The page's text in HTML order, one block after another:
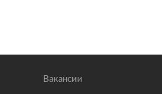
Вакансии